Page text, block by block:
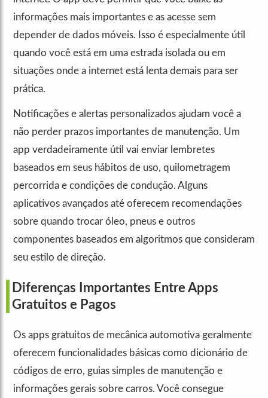
informações mais importantes e as acesse sem
depender de dados móveis. Isso é especialmente útil
quando você está em uma estrada isolada ou em
situações onde a internet está lenta demais para ser
prática.
Notificações e alertas personalizados ajudam você a
não perder prazos importantes de manutenção. Um
app verdadeiramente útil vai enviar lembretes
baseados em seus hábitos de uso, quilometragem
percorrida e condições de condução. Alguns
aplicativos avançados até oferecem recomendações
sobre quando trocar óleo, pneus e outros
componentes baseados em algoritmos que consideram
seu estilo de direção.
Diferenças Importantes Entre Apps
Gratuitos e Pagos
Os apps gratuitos de mecânica automotiva geralmente
oferecem funcionalidades básicas como dicionário de
códigos de erro, guias simples de manutenção e
informações gerais sobre carros. Você consegue